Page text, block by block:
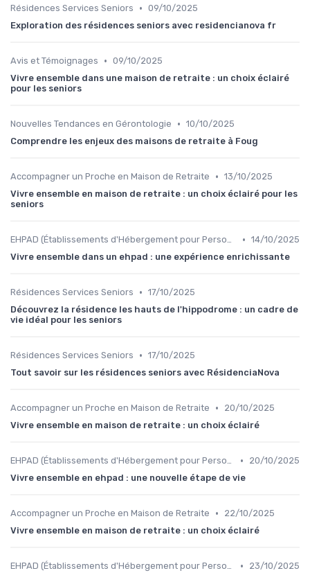
Résidences Services Seniors • 09/10/2025
Exploration des résidences seniors avec residencianova fr
Avis et Témoignages • 09/10/2025
Vivre ensemble dans une maison de retraite : un choix éclairé
pour les seniors
Nouvelles Tendances en Gérontologie • 10/10/2025
Comprendre les enjeux des maisons de retraite à Foug
Accompagner un Proche en Maison de Retraite • 13/10/2025
Vivre ensemble en maison de retraite : un choix éclairé pour les
seniors
EHPAD (Établissements d'Hébergement pour Personnes Âgées Dépendantes) • 14/10/2025
Vivre ensemble dans un ehpad : une expérience enrichissante
Résidences Services Seniors • 17/10/2025
Découvrez la résidence les hauts de l'hippodrome : un cadre de
vie idéal pour les seniors
Résidences Services Seniors • 17/10/2025
Tout savoir sur les résidences seniors avec RésidenciaNova
Accompagner un Proche en Maison de Retraite •
20/10/2025
Vivre ensemble en maison de retraite : un choix éclairé
EHPAD (Établissements d'Hébergement pour Personnes Âgées Dépendantes) •
20/10/2025
Vivre ensemble en ehpad : une nouvelle étape de vie
Accompagner un Proche en Maison de Retraite •
22/10/2025
Vivre ensemble en maison de retraite : un choix éclairé
EHPAD (Établissements d'Hébergement pour Personnes Âgées Dépendantes) •
23/10/2025